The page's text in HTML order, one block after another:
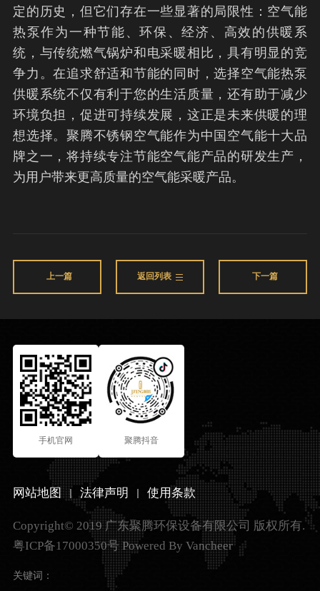
定的历史，但它们存在一些显著的局限性：空气能
热泵作为一种节能、环保、经济、高效的供暖系
统，与传统燃气锅炉和电采暖相比，具有明显的竞
争力。在追求舒适和节能的同时，选择空气能热泵
供暖系统不仅有利于您的生活质量，还有助于减少
环境负担，促进可持续发展，这正是未来供暖的理
想选择。聚腾不锈钢空气能作为中国空气能十大品
牌之一，将持续专注节能空气能产品的研发生产，
为用户带来更高质量的空气能采暖产品。
上一篇 返回列表 下一篇
手机官网 聚腾抖音
网站地图 法律声明 使用条款
Copyright© 2019 广东聚腾环保设备有限公司 版权所有.
粤ICP备17000350号Powered By Vancheer
关键词：